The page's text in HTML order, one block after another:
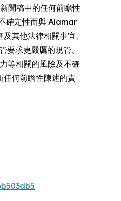
聞稿中的任何前瞻性
確定性而與 Alamar
其他法律相關事宜、
求更嚴厲的規管、
等相關的風險及不確
何前瞻性陳述的責